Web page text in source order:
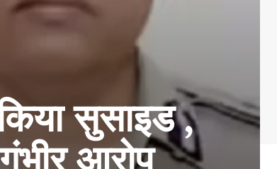
सुसाइड ,
आरोप